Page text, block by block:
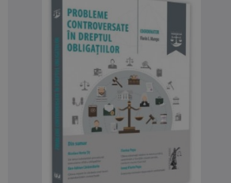
(BURSE DOC-
POSDRU/159/1.5/S/133255,
perioada aprilie 2014-octombrie
Fondul Social European,
Sectorial Dezvoltarea Resurselor
Axa prioritara 1 „Educatia si
initiala de calitate in sprijinul
dezvoltarii societatii bazate
Domeniul major de